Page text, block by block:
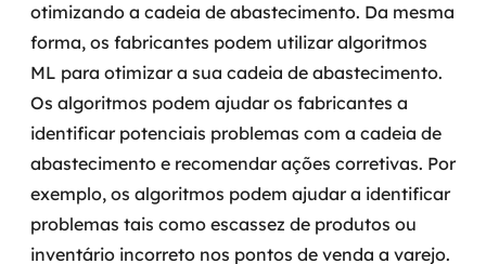
otimizando a cadeia de abastecimento. Da mesma
forma, os fabricantes podem utilizar algoritmos
ML para otimizar a sua cadeia de abastecimento.
Os algoritmos podem ajudar os fabricantes a
identificar potenciais problemas com a cadeia de
abastecimento e recomendar ações corretivas. Por
exemplo, os algoritmos podem ajudar a identificar
problemas tais como escassez de produtos ou
inventário incorreto nos pontos de venda a varejo.